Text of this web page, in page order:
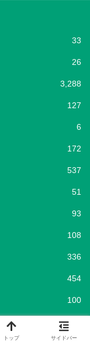
33
26
3,288
127
6
172
537
51
93
108
336
454
100
トップ サイドバー